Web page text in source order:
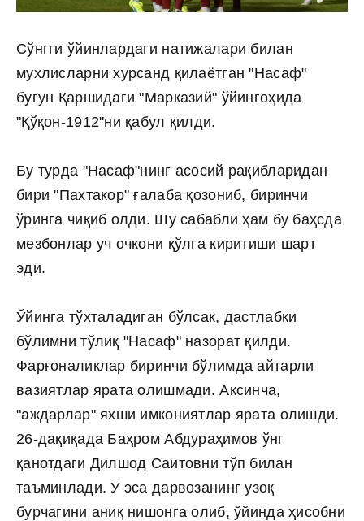
Сўнгги ўйинлардаги натижалари билан
мухлисларни хурсанд қилаётган "Насаф"
бугун Қаршидаги "Марказий" ўйингоҳида
"Қўқон-1912"ни қабул қилди.
Бу турда "Насаф"нинг асосий рақибларидан
бири "Пахтакор" ғалаба қозониб, биринчи
ўринга чиқиб олди. Шу сабабли ҳам бу баҳсда
мезбонлар уч очкони қўлга киритиши шарт
эди.
Ўйинга тўхталадиган бўлсак, дастлабки
бўлимни тўлиқ "Насаф" назорат қилди.
Фарғоналиклар биринчи бўлимда айтарли
вазиятлар ярата олишмади. Аксинча,
"аждарлар" яхши имкониятлар ярата олишди.
26-дақиқада Баҳром Абдураҳимов ўнг
қанотдаги Дилшод Саитовни тўп билан
таъминлади. У эса дарвозанинг узоқ
бурчагини аниқ нишонга олиб, ўйинда ҳисобни